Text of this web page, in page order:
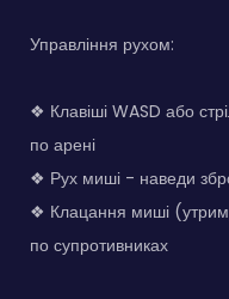
Управління рухом:
❖ Клавіші WASD або
по арені
❖ Рух миші - наведи
❖ Клацання миші
по супротивниках